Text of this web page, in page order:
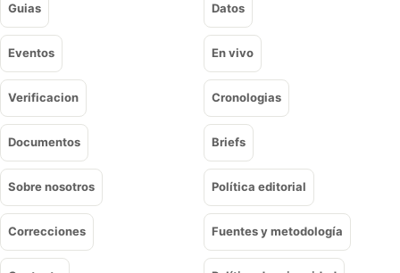
Guias Datos
Eventos En vivo
Verificacion Cronologias
Documentos Briefs
Sobre nosotros Política editorial
Correcciones Fuentes y metodología